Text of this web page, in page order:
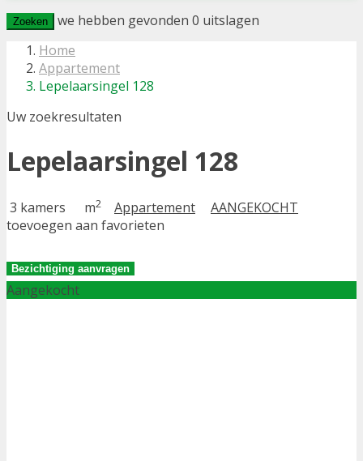
Zoeken we hebben gevonden 0 uitslagen
Home
Appartement
Lepelaarsingel 128
Uw zoekresultaten
Lepelaarsingel 128
3 kamers m2 Appartement
AANGEKOCHT
toevoegen aan favorieten
Bezichtiging aanvragen
Aangekocht